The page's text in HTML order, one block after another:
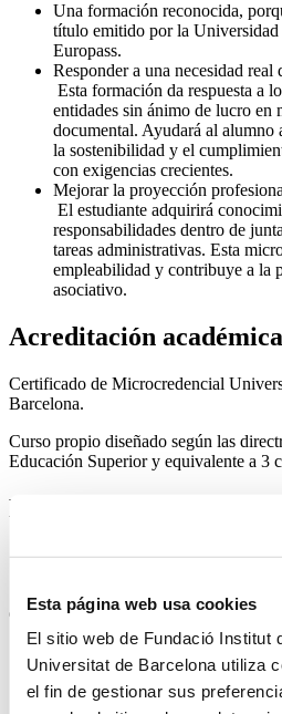
Esta página web usa cookies
El sitio web de Fundació Institut
Universitat de Barcelona utiliza
el fin de gestionar sus
Una formación reconocida,
título emitido por la Universidad
Europass.
Responder a una necesidad
Esta formación da respuesta a
entidades sin ánimo de lucro en
documental. Ayudará al alumno
la sostenibilidad y el
con exigencias crecientes.
Mejorar la proyección
El estudiante adquirirá
responsabilidades dentro de
tareas administrativas. Esta
empleabilidad y contribuye a la
asociativo.
Acreditación académica
Certificado de Microcredencial
Barcelona.
Curso propio diseñado según las
Educación Superior y equivalente a 3
Programa
1. Marco jurídico de las entidades no
1.1. La no lucratividad y las
de lucro
1.2. Marco legal general y normativa
1.3. Gobernanza democrática,